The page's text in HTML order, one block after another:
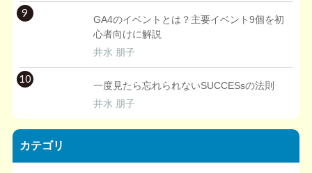
9
GA4のイベントとは？主要イベント9個を初
心者向けに解説
井水 朋子
10
一度見たら忘れられないSUCCESsの法則
井水 朋子
カテゴリ